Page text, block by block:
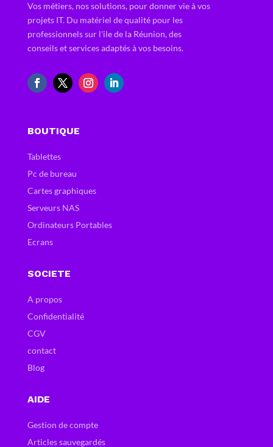
Vos métiers, nos solutions, pour donner vie à vos
projets IT. Du matériel de qualité pour les
professionnels sur l'ile de la Réunion, des
conseils et services adaptés à vos besoins.
BOUTIQUE
Tablettes
Pc de bureau
Cartes graphiques
Serveurs NAS
Ordinateurs Portables
Ecrans
SOCIETE
A propos
Confidentialité
CGV
contact
Blog
AIDE
Gestion de compte
Articles sauvegardés